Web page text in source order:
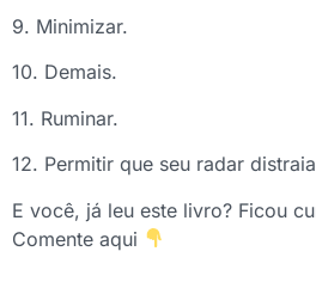
9. Minimizar.
10. Demais.
11. Ruminar.
12. Permitir que seu radar
E você, já leu este livro? Ficou
Comente aqui